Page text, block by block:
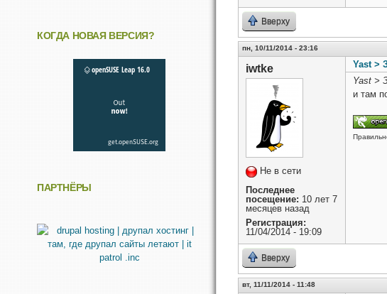
Вверху
пн, 10/11/2014 - 23:16
iwtke
Не в сети
Последнее
посещение: 10 лет 7
месяцев назад
Регистрация:
11/04/2014 - 19:09
Yast >
Yast >
и там
Вверху
вт, 11/11/2014 - 11:48
КОГДА НОВАЯ ВЕРСИЯ?
ПАРТНЁРЫ